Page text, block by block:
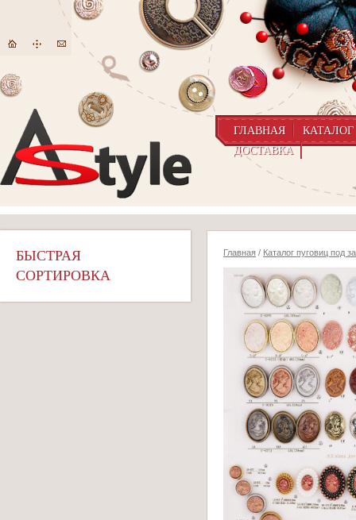
ГЛАВНАЯ
КАТАЛОГ
ДОСТАВКА
БЫСТРАЯ
СОРТИРОВКА
Главная / Каталог пуговиц под